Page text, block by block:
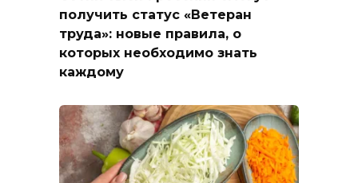
получить статус «Ветеран
труда»: новые правила, о
которых необходимо знать
каждому